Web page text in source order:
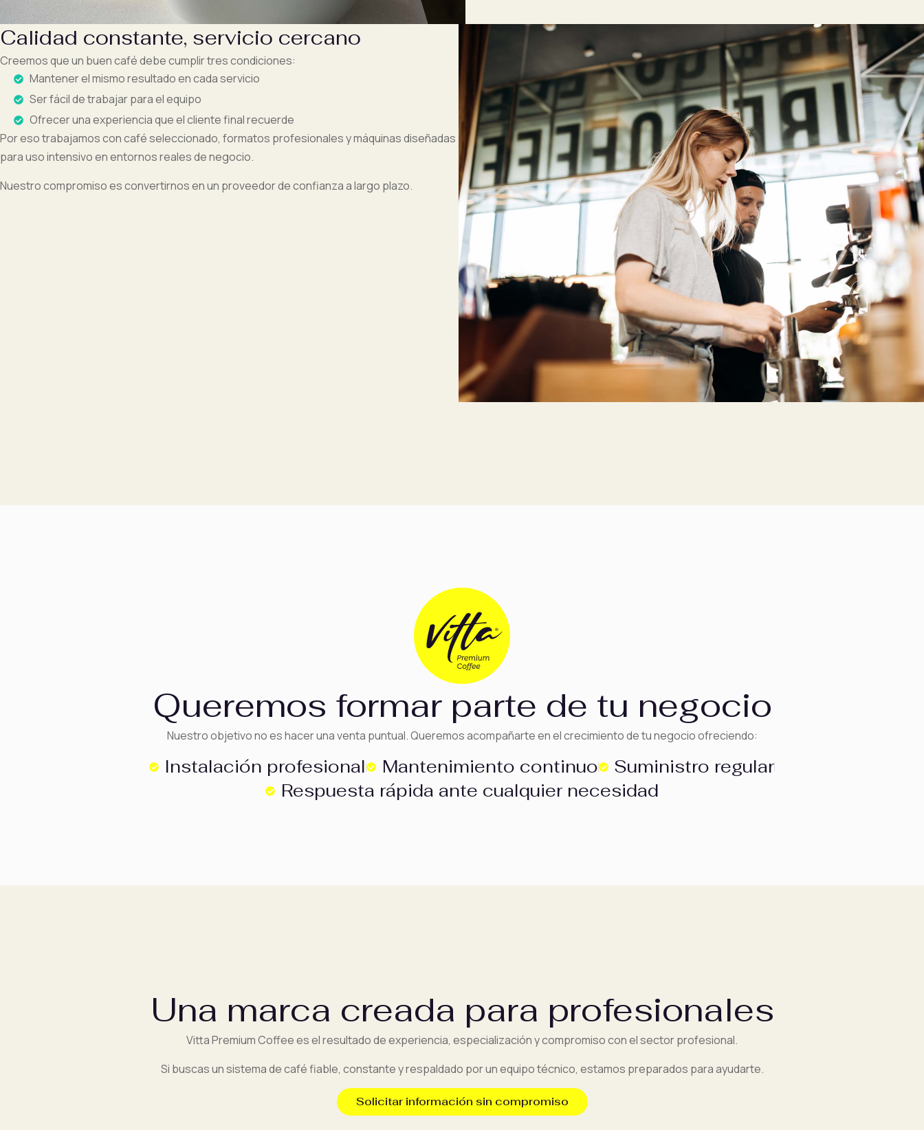
Calidad constante, servicio cercano
Creemos que un buen café debe cumplir tres condiciones:
Mantener el mismo resultado en cada servicio
Ser fácil de trabajar para el equipo
Ofrecer una experiencia que el cliente final recuerde
Por eso trabajamos con café seleccionado, formatos profesionales y máquinas diseñadas
para uso intensivo en entornos reales de negocio.
Nuestro compromiso es convertirnos en un proveedor de confianza a largo plazo.
Queremos formar parte de tu negocio
Nuestro objetivo no es hacer una venta puntual. Queremos acompañarte en el crecimiento de tu negocio ofreciendo:
Instalación profesional Mantenimiento continuo
Suministro regular
Respuesta rápida ante cualquier necesidad
Una marca creada para profesionales
Vitta Premium Coffee es el resultado de experiencia, especialización y compromiso con el sector profesional.
Si buscas un sistema de café fiable, constante y respaldado por un equipo técnico, estamos preparados para ayudarte.
Solicitar información sin compromiso